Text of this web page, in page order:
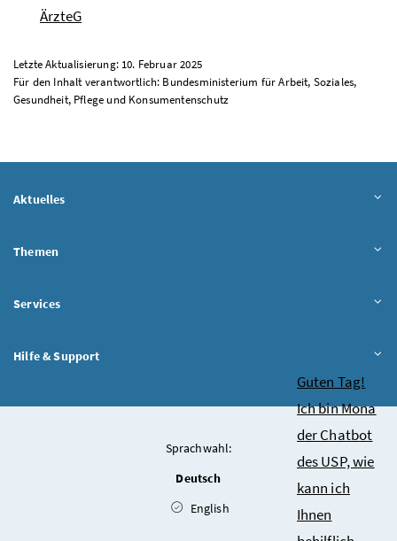
ÄrzteG
Letzte Aktualisierung: 10. Februar 2025
Für den Inhalt verantwortlich: Bundesministerium für Arbeit, Soziales,
Gesundheit, Pflege und Konsumentenschutz
Aktuelles
Themen
Services
Hilfe & Support
Sprachwahl:
Deutsch
English
Chatbot
Guten Tag!
Ich bin Mona
der Chatbot
des USP, wie
kann ich
Ihnen